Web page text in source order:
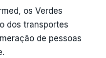
os Verdes
dos transportes
de pessoas